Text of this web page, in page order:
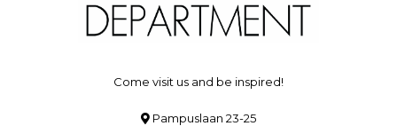
Come visit us and be inspired!
Pampuslaan 23-25